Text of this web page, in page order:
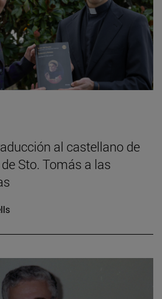
al castellano de
Sto. Tomás a las